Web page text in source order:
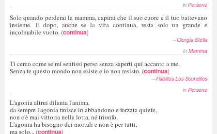
in Persone
Solo quando perderai la mamma, capirai che il suo cuore e il tuo battevano
insieme. E dopo, anche se la vita continua, resta solo un grande e
incolmabile vuoto. (continua)
--Giorgia Stella
in Mamma
Ti cerco come se mi sentissi perso senza saperti qui accanto a me.
Senza te questo mondo non esiste e io non resisto. (continua)
--Pablitos Los Sconditos
in Persone
L'agonia altrui dilania l'anima,
da sempre l'agonia finisce in abbandono e forzata quiete,
non c'è mai vittoria nella lotta, né trionfo.
L'agonia ha bisogno dei mortali e non è per tutti,
ma solo... (continua)